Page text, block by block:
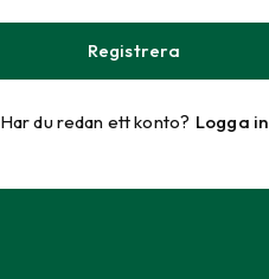
Registrera
Har du redan ett konto? Logga in